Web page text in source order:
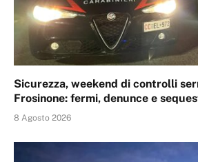
Sicurezza, weekend di controlli
Frosinone: fermi, denunce e
8 Agosto 2026